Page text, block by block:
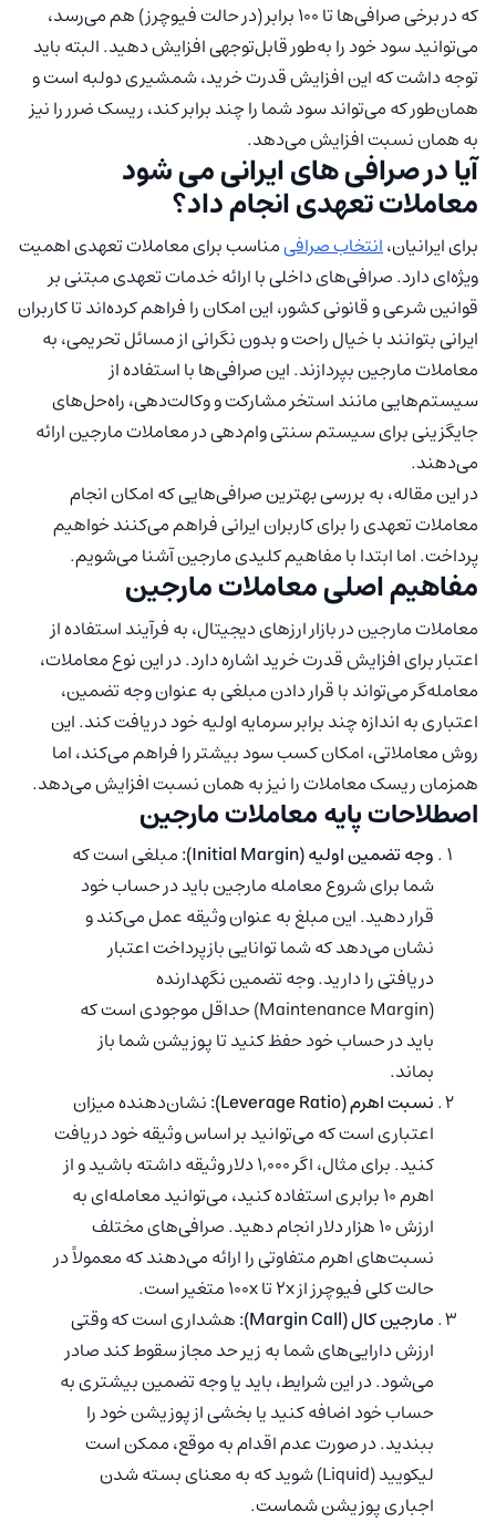
که در برخی صرافی‌ها تا 100 برابر (در حالت فیوچرز) هم می‌رسد،
می‌توانید سود خود را به‌طور قابل‌توجهی افزایش دهید. البته باید
توجه داشت که این افزایش قدرت خرید، شمشیری دولبه است و
همان‌طور که می‌تواند سود شما را چند برابر کند، ریسک ضرر را نیز
به همان نسبت افزایش می‌دهد.
آیا در صرافی های ایرانی می شود
معاملات تعهدی انجام داد؟
برای ایرانیان،انتخاب صرافیمناسب برای معاملات تعهدی اهمیت
ویژه‌ای دارد. صرافی‌های داخلی با ارائه خدمات تعهدی مبتنی بر
قوانین شرعی و قانونی کشور، این امکان را فراهم کرده‌اند تا کاربران
ایرانی بتوانند با خیال راحت و بدون نگرانی از مسائل تحریمی، به
معاملات مارجین بپردازند. این صرافی‌ها با استفاده از
سیستم‌هایی مانند استخر مشارکت و وکالت‌دهی، راه‌حل‌های
جایگزینی برای سیستم سنتی وام‌دهی در معاملات مارجین ارائه
می‌دهند.
در این مقاله، به بررسی بهترین صرافی‌هایی که امکان انجام
معاملات تعهدی را برای کاربران ایرانی فراهم می‌کنند خواهیم
پرداخت. اما ابتدا با مفاهیم کلیدی مارجین آشنا می‌شویم.
مفاهیم اصلی معاملات مارجین
معاملات مارجین در بازار ارزهای دیجیتال، به فرآیند استفاده از
اعتبار برای افزایش قدرت خرید اشاره دارد. در این نوع معاملات،
معامله‌گر می‌تواند با قرار دادن مبلغی به عنوان وجه تضمین،
اعتباری به اندازه چند برابر سرمایه اولیه خود دریافت کند. این
روش معاملاتی، امکان کسب سود بیشتر را فراهم می‌کند، اما
همزمان ریسک معاملات را نیز به همان نسبت افزایش می‌دهد.
اصطلاحات پایه معاملات مارجین
وجه تضمین اولیه (Initial Margin):
مبلغی است که
شما برای شروع معامله مارجین باید در حساب خود
قرار دهید. این مبلغ به عنوان وثیقه عمل می‌کند و
نشان می‌دهد که شما توانایی بازپرداخت اعتبار
دریافتی را دارید. وجه تضمین نگهدارنده
(Maintenance Margin) حداقل موجودی است که
باید در حساب خود حفظ کنید تا پوزیشن شما باز
بماند.
نسبت اهرم (Leverage Ratio):
نشان‌دهنده میزان
اعتباری است که می‌توانید بر اساس وثیقه خود دریافت
کنید. برای مثال، اگر 1,000 دلار وثیقه داشته باشید و از
اهرم 10 برابری استفاده کنید، می‌توانید معامله‌ای به
ارزش 10 هزار دلار انجام دهید. صرافی‌های مختلف
نسبت‌های اهرم متفاوتی را ارائه می‌دهند که معمولاً در
حالت کلی فیوچرز از 2x تا 100x متغیر است.
مارجین کال (Margin Call):
هشداری است که وقتی
ارزش دارایی‌های شما به زیر حد مجاز سقوط کند صادر
می‌شود. در این شرایط، باید یا وجه تضمین بیشتری به
حساب خود اضافه کنید یا بخشی از پوزیشن خود را
ببندید. در صورت عدم اقدام به موقع، ممکن است
لیکویید (Liquid) شوید که به معنای بسته شدن
اجباری پوزیشن شماست.